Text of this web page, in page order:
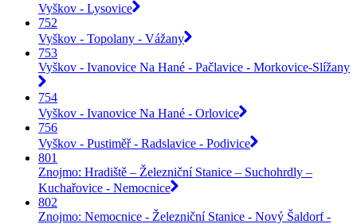
Vyškov - Lysovice
752
Vyškov - Topolany - Vážany
753
Vyškov - Ivanovice Na Hané - Pačlavice - Morkovice-Slížany
754
Vyškov - Ivanovice Na Hané - Orlovice
756
Vyškov - Pustiměř - Radslavice - Podivice
801
Znojmo: Hradiště – Železniční Stanice – Suchohrdly –
Kuchařovice - Nemocnice
802
Znojmo: Nemocnice - Železniční Stanice - Nový Šaldorf -